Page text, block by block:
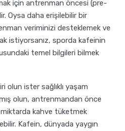
için antrenman öncesi (pre-
Oysa daha erişilebilir bir
veriminizi desteklemek ve
istiyorsanız, sporda kafeinin
temel bilgileri bilmek
olun ister sağlıklı yaşam
olun, antrenmandan önce
kahve tüketmek
Kafein, dünyada yaygın